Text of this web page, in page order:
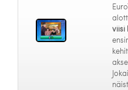
viisi